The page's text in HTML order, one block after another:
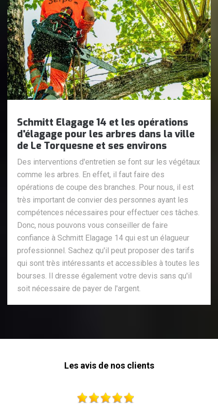
Schmitt Elagage 14 et les opérations
d'élagage pour les arbres dans la ville
de Le Torquesne et ses environs
Des interventions d'entretien se font sur les végétaux
comme les arbres. En effet, il faut faire des
opérations de coupe des branches. Pour nous, il est
très important de convier des personnes ayant les
compétences nécessaires pour effectuer ces tâches.
Donc, nous pouvons vous conseiller de faire
confiance à Schmitt Elagage 14 qui est un élagueur
professionnel. Sachez qu'il peut proposer des tarifs
qui sont très intéressants et accessibles à toutes les
bourses. Il dresse également votre devis sans qu'il
soit nécessaire de payer de l'argent.
Les avis de nos clients